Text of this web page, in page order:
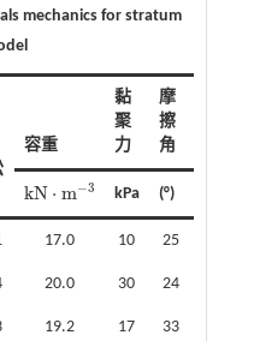
mechanics for stratum
容重
黏
聚
力
摩
擦
角
kN ⋅ m−3
kN· m -3 kPa (°)
17.0 10 25
20.0 30 24
19.2 17 33